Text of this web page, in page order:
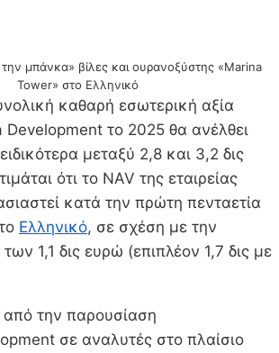
μπάνκα» βίλες και ουρανοξύστης «Marina
Tower» στο Ελληνικό
καθαρή εσωτερική αξία
Development το 2025 θα ανέλθει
μεταξύ 2,8 και 3,2 δις
ότι το NAV της εταιρείας
κατά την πρώτη πενταετία
Ελληνικό, σε σχέση με την
1,1 δις ευρώ (επιπλέον 1,7 δις με
την παρουσίαση
σε αναλυτές στο πλαίσιο